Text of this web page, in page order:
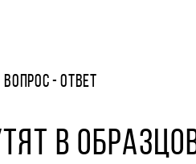
ВОПРОС - ОТВЕТ
В